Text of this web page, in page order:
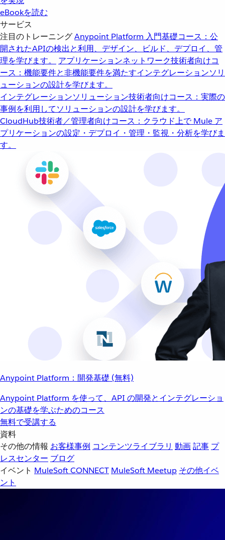
eBookを読む
サービス
注目のトレーニングAnypoint Platform 入門基礎コース：公
開されたAPIの検出と利用、デザイン、ビルド、デプロイ、管
理を学びます。
アプリケーションネットワーク技術者向けコ
ース：機能要件と非機能要件を満たすインテグレーションソリ
ューションの設計を学びます。
インテグレーションソリューション技術者向けコース：実際の
事例を利用してソリューションの設計を学びます。
CloudHub技術者／管理者向けコース：クラウド上で Mule ア
プリケーションの設定・デプロイ・管理・監視・分析を学びま
す。
Anypoint Platform：開発基礎 (無料)
Anypoint Platform を使って、API の開発とインテグレーショ
ンの基礎を学ぶためのコース
無料で受講する
資料
その他の情報 お客様事例 コンテンツライブラリ 動画記事 プ
レスセンター ブログ
イベント MuleSoft CONNECT MuleSoft Meetup その他イベ
ント